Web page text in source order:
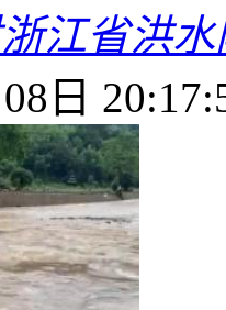
江省洪
日